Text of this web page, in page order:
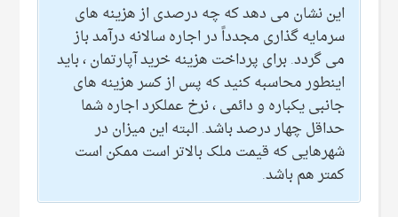
این نشان می دهد که چه درصدی از هزینه های
سرمایه گذاری مجدداً در اجاره سالانه درآمد باز
می گردد. برای پرداخت هزینه خرید آپارتمان ، باید
اینطور محاسبه کنید که پس از کسر هزینه های
جانبی یکباره و دائمی ، نرخ عملکرد اجاره شما
حداقل چهار درصد باشد. البته این میزان در
شهرهایی که قیمت ملک بالاتر است ممکن است
کمتر هم باشد.